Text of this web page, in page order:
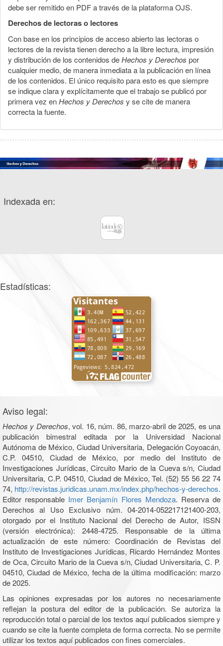
debe ser remitido en PDF a través de la plataforma OJS.
Derechos de lectoras o lectores
Con base en los principios de acceso abierto las lectoras o
lectores de la revista tienen derecho a la libre lectura, impresión
y distribución de los contenidos deHechos y Derechos por
cualquier medio, de manera inmediata a la publicación en línea
de los contenidos. El único requisito para esto es que siempre
se indique clara y explícitamente que el trabajo se publicó por
primera vez enHechos y Derechos y se cite de manera
correcta la fuente.
Indexada en:
Estadísticas:
Aviso legal:
Hechos y Derechos, vol. 16, núm. 86, marzo-abril de 2025, es una
publicación bimestral editada por la Universidad Nacional
Autónoma de México, Ciudad Universitaria, Delegación Coyoacán,
C.P. 04510, Ciudad de México, por medio del Instituto de
Investigaciones Jurídicas, Circuito Mario de la Cueva s/n, Ciudad
Universitaria, C.P. 04510, Ciudad de México, Tel. (52) 55 56 22 74
74, http://revistas.juridicas.unam.mx/index.php/hechos-y-derechos.
Editor responsable Imer Benjamín Flores Mendoza. Reserva de
Derechos al Uso Exclusivo núm. 04-2014-052217121400-203,
otorgado por el Instituto Nacional del Derecho de Autor, ISSN
(versión electrónica): 2448-4725. Responsable de la última
actualización de este número: Coordinación de Revistas del
Instituto de Investigaciones Jurídicas, Ricardo Hernández Montes
de Oca, Circuito Mario de la Cueva s/n, Ciudad Universitaria, C. P.
04510, Ciudad de México, fecha de la última modificación: marzo
de 2025.
Las opiniones expresadas por los autores no necesariamente
reflejan la postura del editor de la publicación. Se autoriza la
reproducción total o parcial de los textos aquí publicados siempre y
cuando se cite la fuente completa de forma correcta. No se permite
utilizar los textos aquí publicados con fines comerciales.